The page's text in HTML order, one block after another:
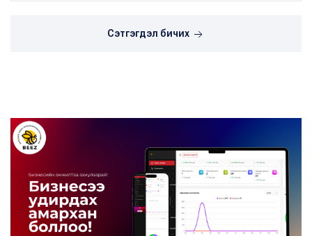
Сэтгэгдэл бичих